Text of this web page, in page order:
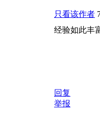
只看该作者
经验如此
回复
举报